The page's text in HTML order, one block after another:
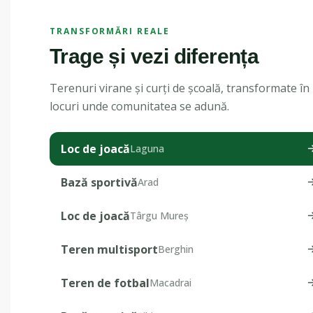
TRANSFORMĂRI REALE
Trage și vezi diferența
Terenuri virane și curți de școală, transformate în
locuri unde comunitatea se adună.
Loc de joacăLaguna
Bază sportivăArad
Loc de joacăTârgu Mureș
Teren multisportBerghin
Teren de fotbalMacadrai